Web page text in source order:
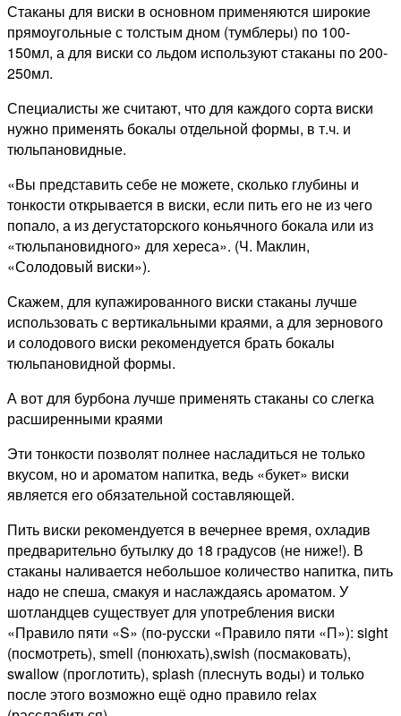
Стаканы для виски в основном применяются широкие
прямоугольные с толстым дном (тумблеры) по 100-
150мл, а для виски со льдом используют стаканы по 200-
250мл.
Специалисты же считают, что для каждого сорта виски
нужно применять бокалы отдельной формы, в т.ч. и
тюльпановидные.
«Вы представить себе не можете, сколько глубины и
тонкости открывается в виски, если пить его не из чего
попало, а из дегустаторского коньячного бокала или из
«тюльпановидного» для хереса». (Ч. Маклин,
«Солодовый виски»).
Скажем, для купажированного виски стаканы лучше
использовать с вертикальными краями, а для зернового
и солодового виски рекомендуется брать бокалы
тюльпановидной формы.
А вот для бурбона лучше применять стаканы со слегка
расширенными краями
Эти тонкости позволят полнее насладиться не только
вкусом, но и ароматом напитка, ведь «букет» виски
является его обязательной составляющей.
Пить виски рекомендуется в вечернее время, охладив
предварительно бутылку до 18 градусов (не ниже!). В
стаканы наливается небольшое количество напитка, пить
надо не спеша, смакуя и наслаждаясь ароматом. У
шотландцев существует для употребления виски
«Правило пяти «S» (по-русски «Правило пяти «П»): sight
(посмотреть), smell (понюхать),swish (посмаковать),
swallow (проглотить), splash (плеснуть воды) и только
после этого возможно ещё одно правило relax